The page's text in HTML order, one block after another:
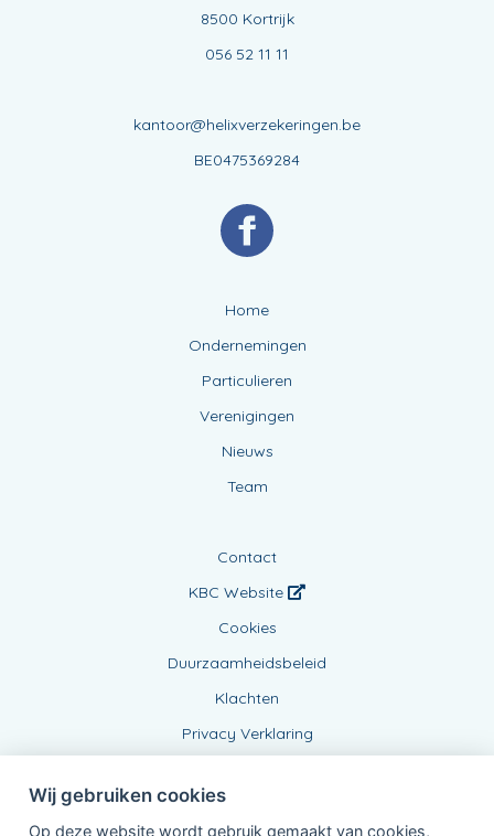
8500 Kortrijk
056 52 11 11
kantoor@helixverzekeringen.be
BE0475369284
Home
Ondernemingen
Particulieren
Verenigingen
Nieuws
Team
Contact
KBC Website
Cookies
Duurzaamheidsbeleid
Klachten
Privacy Verklaring
Wij gebruiken cookies
Op deze website wordt gebruik gemaakt van cookies,